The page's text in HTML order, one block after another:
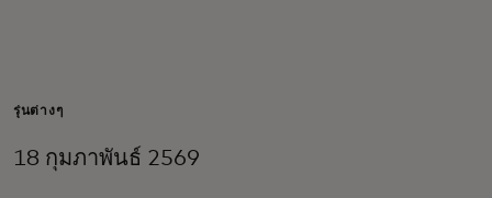
สำหรับธุรกิจ
เพื่อโลก
รุ่นต่างๆ
18 กุมภาพันธ์ 2569